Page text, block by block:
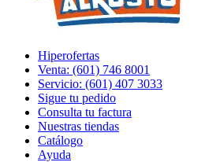
Hiperofertas
Venta: (601) 746 8001
Servicio: (601) 407 3033
Sigue tu pedido
Consulta tu factura
Nuestras tiendas
Catálogo
Ayuda